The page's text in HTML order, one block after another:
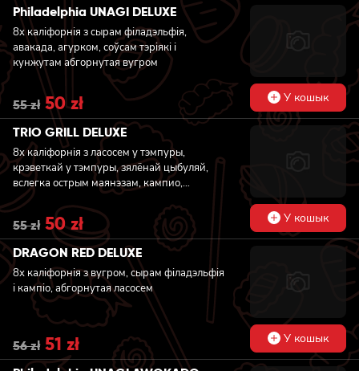
was:
54 zł.
is:
49 zł.
Philadelphia UNAGI DELUXE
8x каліфорнія з сырам філадэльфія,
авакада, агурком, соўсам тэріякі і
кунжутам абгорнутая вугром
55zł Original
price
was:
55 zł.
50zł Current
price
is:
50 zł.
У кошык
TRIO GRILL DELUXE
8x каліфорнія з ласосем у тэмпуры,
крэветкай у тэмпуры, зялёнай цыбуляй,
вслегка острым маянэзам, кампио,
агурком, масага, соусам тэр’які і кунжутам,
абгорнутая падпаленым тунцом
55zł Original
price
was:
55 zł.
50zł Current
price
is:
50 zł.
У кошык
DRAGON RED DELUXE
8x каліфорнія з вугром, сырам філадэльфія
і кампіо, абгорнутая ласосем
56zł Original
price
51 zł Current
price
У кошык